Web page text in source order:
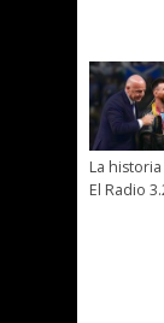
La
El Radio